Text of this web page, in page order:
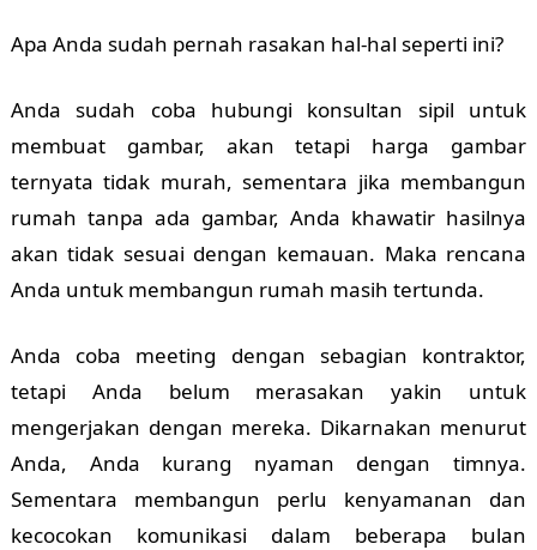
Apa Anda sudah pernah rasakan hal-hal seperti ini?
Anda sudah coba hubungi konsultan sipil untuk
membuat gambar, akan tetapi harga gambar
ternyata tidak murah, sementara jika membangun
rumah tanpa ada gambar, Anda khawatir hasilnya
akan tidak sesuai dengan kemauan. Maka rencana
Anda untuk membangun rumah masih tertunda.
Anda coba meeting dengan sebagian kontraktor,
tetapi Anda belum merasakan yakin untuk
mengerjakan dengan mereka. Dikarnakan menurut
Anda, Anda kurang nyaman dengan timnya.
Sementara membangun perlu kenyamanan dan
kecocokan komunikasi dalam beberapa bulan